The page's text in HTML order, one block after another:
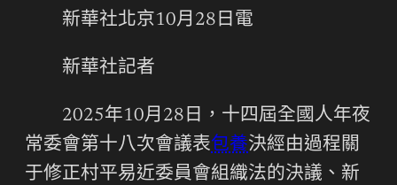
新華社北京10月28日電
新華社記者
2025年10月28日，十四屆全國人年夜
常委會第十八次會議表包養決經由過程關
于修正村平易近委員會組織法的決議、新